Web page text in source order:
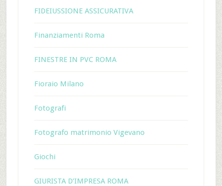
FIDEIUSSIONE ASSICURATIVA
Finanziamenti Roma
FINESTRE IN PVC ROMA
Fioraio Milano
Fotografi
Fotografo matrimonio Vigevano
Giochi
GIURISTA D’IMPRESA ROMA